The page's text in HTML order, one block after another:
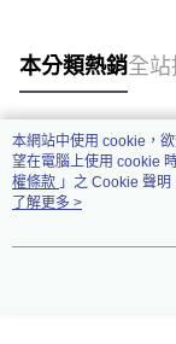
本分類熱銷全站
熱門標籤
本網站中使用 cookie，
望在電腦上使用 cookie
權條款 」之 Cookie 聲
用條款之 Cookie 聲明使
了解更多 >